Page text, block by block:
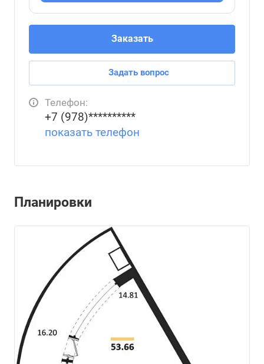
Заказать
Задать вопрос
Телефон:
+7 (978)**********
показать телефон
Планировки